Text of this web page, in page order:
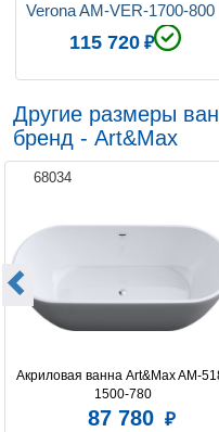
Verona AM-VER-1700-800
170x80
115 720
Другие размеры
бренд - Art&Max
68034
Акриловая ванна Art&Max AM-
1500-780
87 780